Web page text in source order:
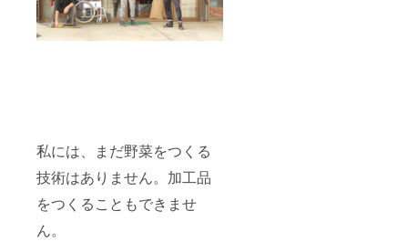
私には、まだ野菜をつくる
技術はありません。加工品
をつくることもできませ
ん。